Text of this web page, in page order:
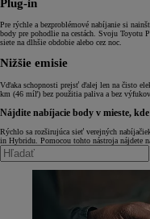
Plug-in
Pre rýchle a bezproblémové nabíjanie si
body pre pohodlie na cestách. Svoju Toyotu
siete na dlhšie obdobie alebo cez noc.
Nižšie emisie
Vďaka schopnosti prejsť ďalej len na čisto
km (46 míľ) bez použitia paliva a bez
Nájdite nabíjacie body v mieste, kde
Rýchlo sa rozširujúca sieť verejných
in Hybridu. Pomocou tohto nástroja nájdete